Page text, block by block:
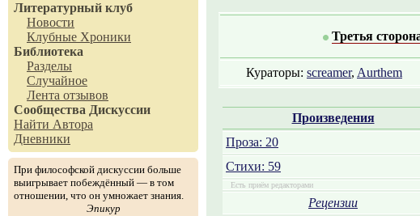
Литературный клуб
Новости
Клубные Хроники
Библиотека
Разделы
Случайное
Лента отзывов
Сообщества Дискуссии
Найти Автора
Дневники
При философской дискуссии больше
выигрывает побеждённый — в том
отношении, что он умножает знания.
Эпикур
Третья
Кураторы: screamer, Aurthem
Произведения
Проза: 20
Стихи: 59
Есть приём редакторами
Рецензии